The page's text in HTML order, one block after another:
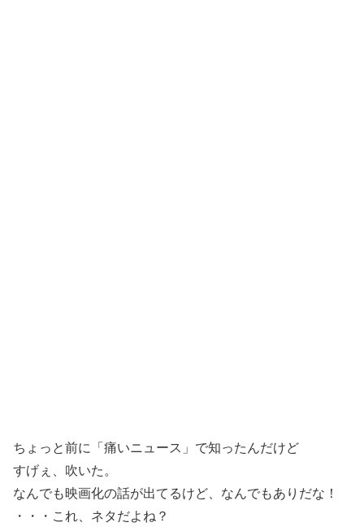
ちょっと前に「痛いニュース」で知ったんだけど
すげぇ、吹いた。
なんでも映画化の話が出てるけど、なんでもありだな！
・・・これ、ネタだよね？